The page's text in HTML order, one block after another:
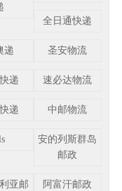
全日通快递
递 圣安物流
递 速必达物流
递 中邮物流
安的列斯群岛
邮政
亚邮
阿富汗邮政